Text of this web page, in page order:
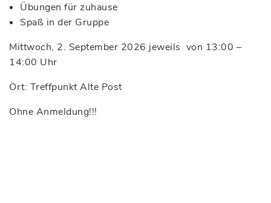
Übungen für zuhause
Spaß in der Gruppe
Mittwoch, 2. September 2026 jeweils von 13:00 –
14:00 Uhr
Ort: Treffpunkt Alte Post
Ohne Anmeldung!!!